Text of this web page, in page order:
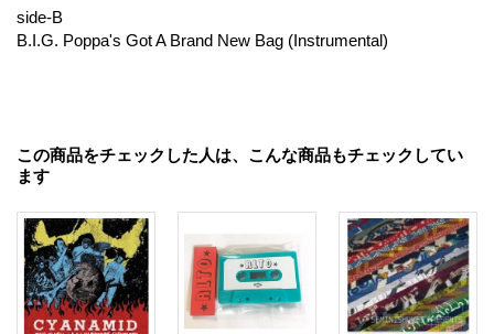
side-B
B.I.G. Poppa's Got A Brand New Bag (Instrumental)
この商品をチェックした人は、こんな商品もチェックしてい
ます